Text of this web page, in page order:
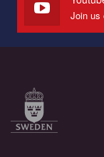
Все, что вамJoin us